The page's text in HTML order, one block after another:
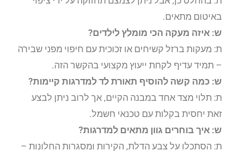
באיטום מתאים.
ש: איזה מעקה הכי מומלץ לילדים?
ת: מעקות ברזל קשיחים או זכוכית עם חיפוי מפני שבירה
– תמיד עדיף לקחת ייעוץ מקצועי בהקשר הזה.
ש: כמה קשה להוסיף תאורת לד למדרגות קיימות?
ת: תלוי מצד אחד במבנה הקיים, אך לרוב ניתן לבצע
זאת יחסית בקלות עם טכנאי חשמל.
ש: איך בוחרים גוון מתאים למדרגות?
ת: הסתכלו על צבע הדלת, הקירות ומסגרות החלונות –